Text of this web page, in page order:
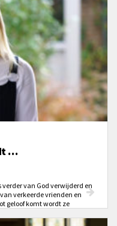
…
van God verwijderd en
verkeerde vrienden en
geloof komt wordt ze
probeert de jongens